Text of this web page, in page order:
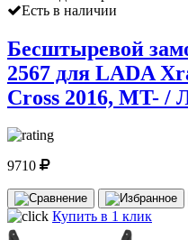
Есть в наличии
Бесштыревой
2567 для LADA
Cross 2016, MT- /
9710
Купить в 1 клик